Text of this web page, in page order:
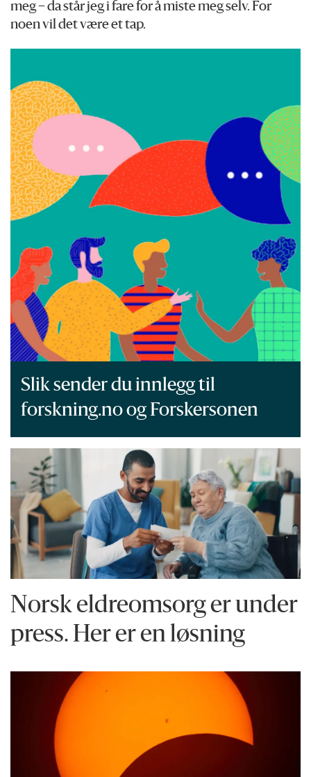
meg – da står jeg i fare for å miste meg selv. For
noen vil det være et tap.
Slik sender du innlegg til
forskning.no og Forskersonen
Norsk eldreomsorg er under
press. Her er en løsning